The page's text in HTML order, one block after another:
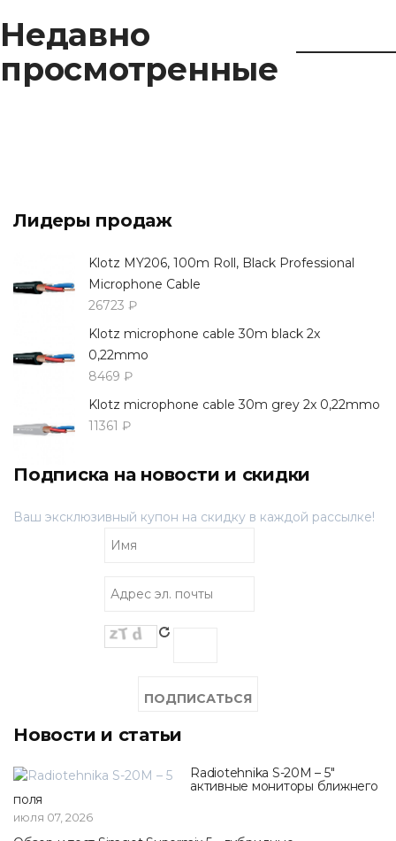
Недавно
просмотренные
Лидеры продаж
Klotz MY206, 100m Roll, Black Professional
Microphone Cable
26723 ₽
Klotz microphone cable 30m black 2x
0,22mmo
8469 ₽
Klotz microphone cable 30m grey 2x 0,22mmo
11361 ₽
Подписка на новости и скидки
Ваш эксклюзивный купон на скидку в каждой рассылке!
Новости и статьи
Radiotehnika S-20M – 5"
активные мониторы ближнего
поля
июля 07, 2026